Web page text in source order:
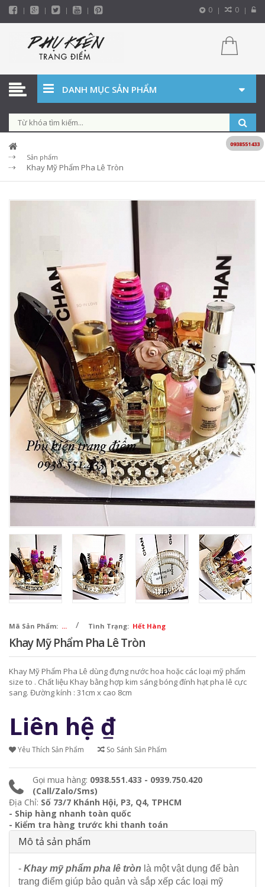
0 0
DANH MỤC SẢN PHẨM
Sản phẩm
Khay Mỹ Phẩm Pha Lê Tròn
Mã Sản Phẩm: ... / Tình Trạng: Hết Hàng
Khay Mỹ Phẩm Pha Lê Tròn
Khay Mỹ Phẩm Pha Lê dùng đựng nước hoa hoặc các loại mỹ phẩm
size to . Chất liệu Khay bằng hợp kim sáng bóng đính hạt pha lê cực
sang. Đường kính : 31cm x cao 8cm
Liên hệ ₫
Yêu Thích Sản Phẩm So Sánh Sản Phẩm
Gọi mua hàng: 0938.551.433 - 0939.750.420
(Call/Zalo/Sms)
Địa Chỉ: Số 73/7 Khánh Hội, P3, Q4, TPHCM
- Ship hàng nhanh toàn quốc
- Kiểm tra hàng trước khi thanh toán
Mô tả sản phẩm
- Khay mỹ phẩm pha lê tròn là một vật dụng để bàn
trang điểm giúp bảo quản và sắp xếp các loại mỹ
0938551433